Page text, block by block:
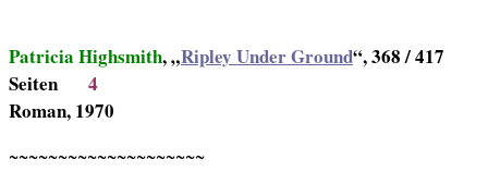
Patricia Highsmith, „Ripley Under Ground“, 368 / 417
Seiten 4
Roman, 1970
~~~~~~~~~~~~~~~~~~~~